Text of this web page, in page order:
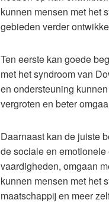
kunnen mensen met het
gebieden verder
Ten eerste kan goede
met het syndroom van
en ondersteuning
vergroten en beter
Daarnaast kan de juiste
de sociale en
vaardigheden, omgaan
kunnen mensen met het
maatschappij en meer